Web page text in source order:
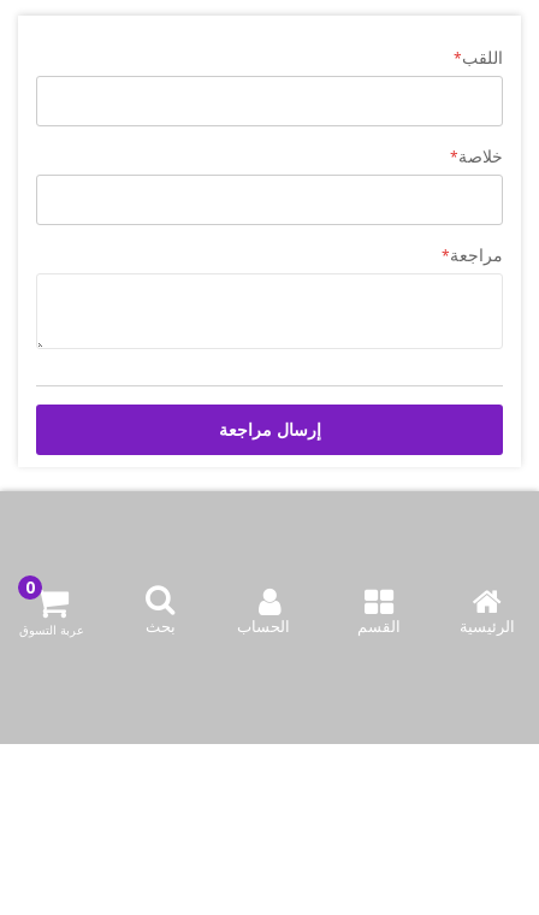
الرئيسية القسم الحساب بحث عربة التسوق
اللقب
خلاصة
مراجعة
إرسال مراجعة
شركة بازاركوم للتجهيزات الغدائية